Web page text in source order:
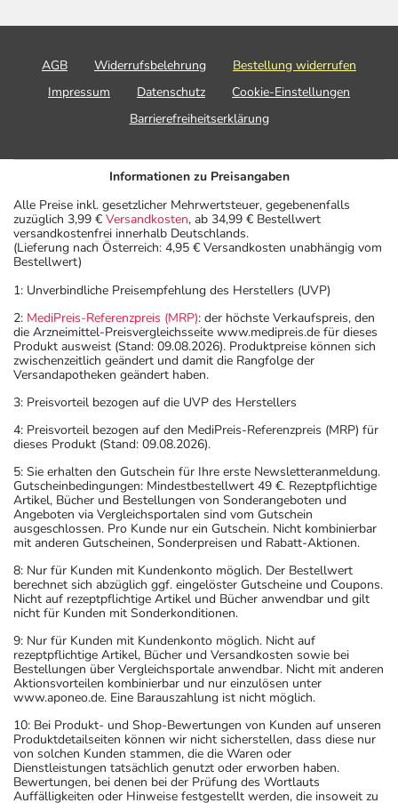
AGB Widerrufsbelehrung
Bestellung widerrufen
Impressum
Datenschutz
Cookie-Einstellungen
Barrierefreiheitserklärung
Informationen zu Preisangaben
Alle Preise inkl. gesetzlicher Mehrwertsteuer, gegebenenfalls
zuzüglich 3,99 € Versandkosten, ab 34,99 € Bestellwert
versandkostenfrei innerhalb Deutschlands.
(Lieferung nach Österreich: 4,95 € Versandkosten unabhängig vom
Bestellwert)
1: Unverbindliche Preisempfehlung des Herstellers (UVP)
2: MediPreis-Referenzpreis (MRP): der höchste Verkaufspreis, den
die Arzneimittel-Preisvergleichsseite www.medipreis.de für dieses
Produkt ausweist (Stand: 09.08.2026). Produktpreise können sich
zwischenzeitlich geändert und damit die Rangfolge der
Versandapotheken geändert haben.
3: Preisvorteil bezogen auf die UVP des Herstellers
4: Preisvorteil bezogen auf den MediPreis-Referenzpreis (MRP) für
dieses Produkt (Stand: 09.08.2026).
5: Sie erhalten den Gutschein für Ihre erste Newsletteranmeldung.
Gutscheinbedingungen: Mindestbestellwert 49 €. Rezeptpflichtige
Artikel, Bücher und Bestellungen von Sonderangeboten und
Angeboten via Vergleichsportalen sind vom Gutschein
ausgeschlossen. Pro Kunde nur ein Gutschein. Nicht kombinierbar
mit anderen Gutscheinen, Sonderpreisen und Rabatt-Aktionen.
8: Nur für Kunden mit Kundenkonto möglich. Der Bestellwert
berechnet sich abzüglich ggf. eingelöster Gutscheine und Coupons.
Nicht auf rezeptpflichtige Artikel und Bücher anwendbar und gilt
nicht für Kunden mit Sonderkonditionen.
9: Nur für Kunden mit Kundenkonto möglich. Nicht auf
rezeptpflichtige Artikel, Bücher und Versandkosten sowie bei
Bestellungen über Vergleichsportale anwendbar. Nicht mit anderen
Aktionsvorteilen kombinierbar und nur einzulösen unter
www.aponeo.de. Eine Barauszahlung ist nicht möglich.
10: Bei Produkt- und Shop-Bewertungen von Kunden auf unseren
Produktdetailseiten können wir nicht sicherstellen, dass diese nur
von solchen Kunden stammen, die die Waren oder
Dienstleistungen tatsächlich genutzt oder erworben haben.
Bewertungen, bei denen bei der Prüfung des Wortlauts
Auffälligkeiten oder Hinweise festgestellt werden, die insoweit zu